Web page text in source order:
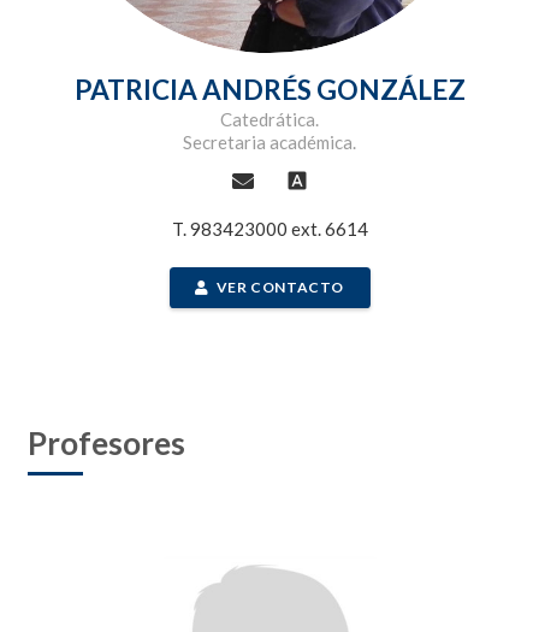
PATRICIA ANDRÉS GONZÁLEZ
Catedrática.
Secretaria académica.
font_download
T. 983423000 ext. 6614
VER CONTACTO
Profesores